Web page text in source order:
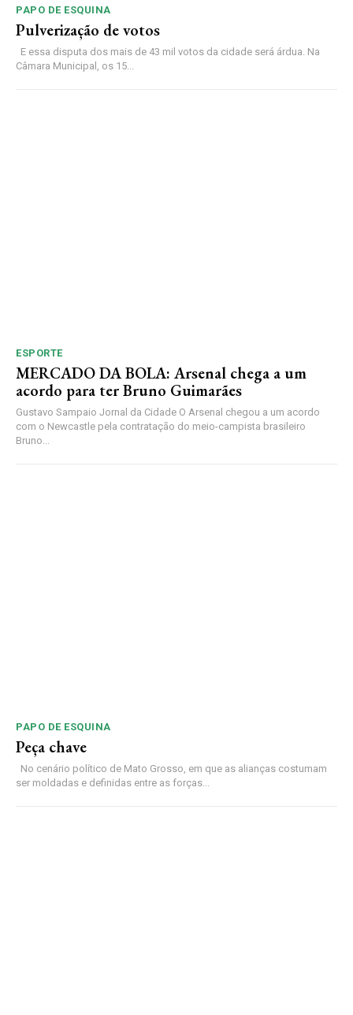
PAPO DE ESQUINA
Pulverização de votos
E essa disputa dos mais de 43 mil votos da cidade será árdua. Na
Câmara Municipal, os 15...
ESPORTE
MERCADO DA BOLA: Arsenal chega a um
acordo para ter Bruno Guimarães
Gustavo Sampaio Jornal da Cidade O Arsenal chegou a um acordo
com o Newcastle pela contratação do meio-campista brasileiro
Bruno...
PAPO DE ESQUINA
Peça chave
No cenário político de Mato Grosso, em que as alianças costumam
ser moldadas e definidas entre as forças...